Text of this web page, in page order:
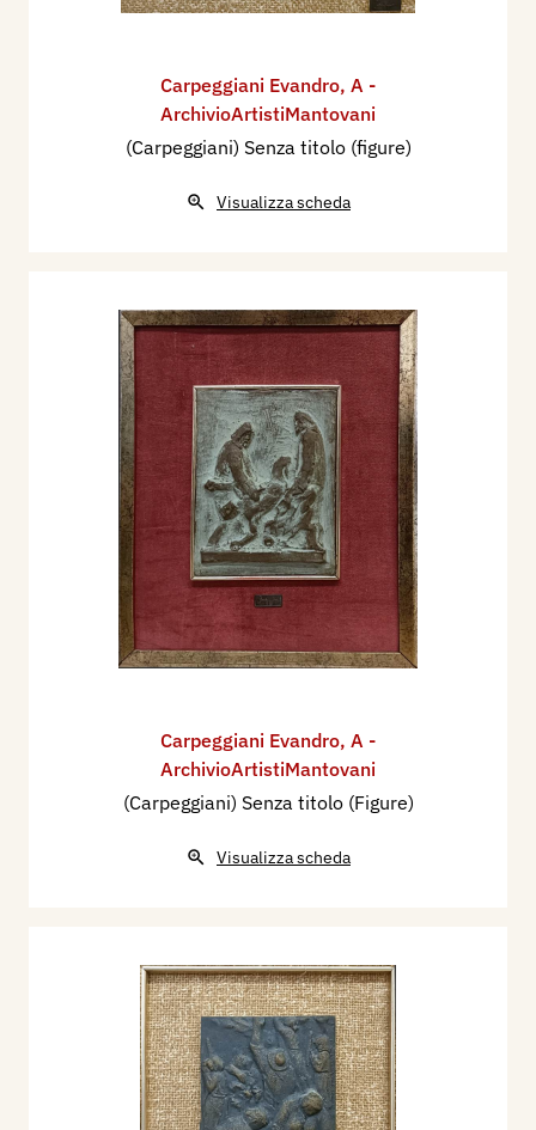
Carpeggiani Evandro, A -
ArchivioArtistiMantovani
(Carpeggiani) Senza titolo (figure)
Visualizza scheda
Carpeggiani Evandro, A -
ArchivioArtistiMantovani
(Carpeggiani) Senza titolo (Figure)
Visualizza scheda